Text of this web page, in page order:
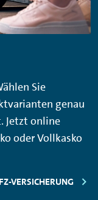
Sie
genau
Jetzt online
oder Vollkasko
VERSICHERUNG